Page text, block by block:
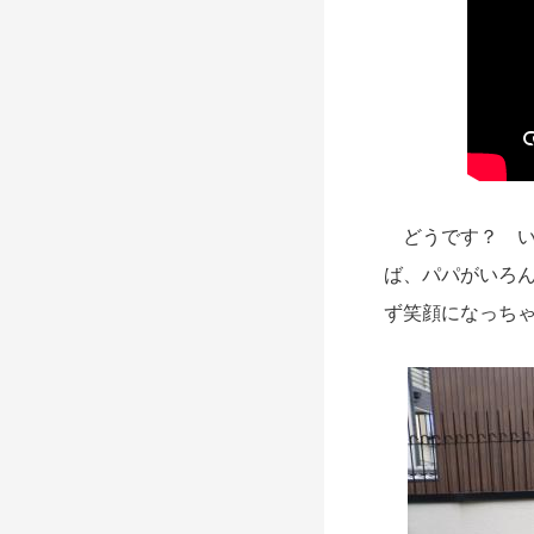
どうです？ い
ば、パパがいろ
ず笑顔になっち